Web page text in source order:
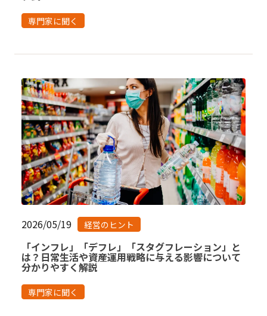
専門家に聞く
2026/05/19 経営のヒント
「インフレ」「デフレ」「スタグフレーション」と
は？日常生活や資産運用戦略に与える影響について
分かりやすく解説
専門家に聞く